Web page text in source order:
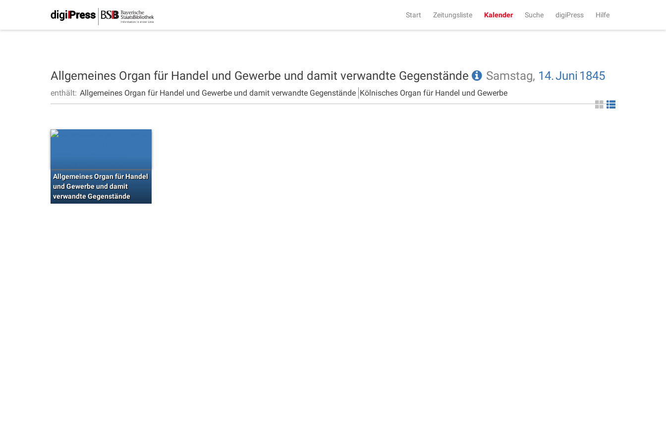
Start Zeitungsliste Kalender Suche digiPress Hilfe
Allgemeines Organ für Handel und Gewerbe und damit verwandte Gegenstände Samstag, 14.Juni 1845
enthält: Allgemeines Organ für Handel und Gewerbe und damit verwandte Gegenstände Kölnisches Organ für Handel und Gewerbe
Allgemeines Organ für Handel
und Gewerbe und damit
verwandte Gegenstände